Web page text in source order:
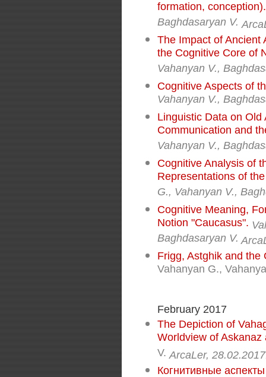
formation, conception).
Baghdasaryan V.
The Impact of Ancient
the Cognitive Core of
Vahanyan V.,
Cognitive Aspects of
Vahanyan V.,
Linguistic Data on
Communication and
Vahanyan V.,
Cognitive Analysis of
Representations of
G., Vahanyan V.,
Cognitive Meaning,
Notion "Caucasus".
Baghdasaryan V.
Frigg, Astghik and the
Vahanyan G.,
February 2017
The Depiction of
Worldview of Askanaz
V.ArcaLer,
Когнитивные